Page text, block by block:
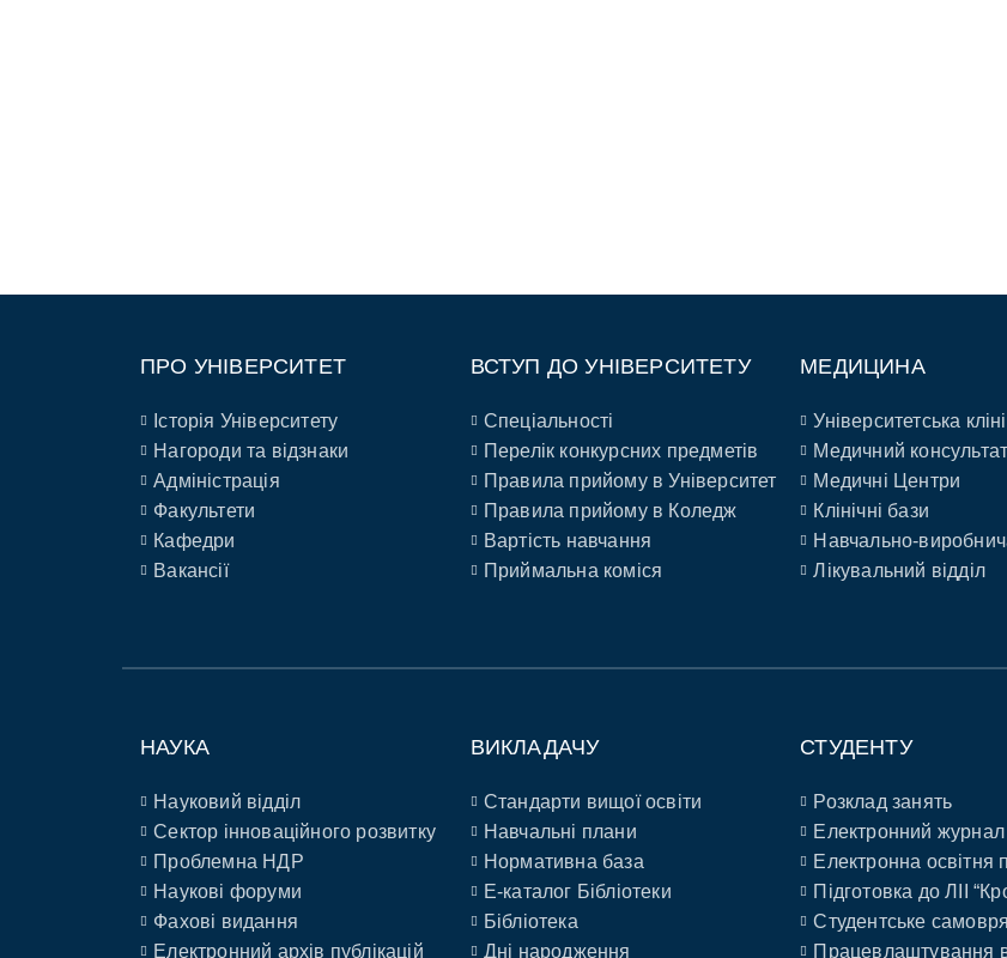
ПРО УНІВЕРСИТЕТ
Історія Університету
Нагороди та відзнаки
Адміністрація
Факультети
Кафедри
Вакансії
ВСТУП ДО УНІВЕРСИТЕТУ
Спеціальності
Перелік конкурсних предметів
Правила прийому в Університет
Правила прийому в Коледж
Вартість навчання
Приймальна коміся
МЕДИЦИНА
Університетська
Медичний
Медичні Центри
Клінічні бази
Навчально-
Лікувальний відділ
НАУКА
Науковий відділ
Сектор інноваційного розвитку
Проблемна НДР
Наукові форуми
Фахові видання
Електронний архів публікацій
ВИКЛАДАЧУ
Стандарти вищої освіти
Навчальні плани
Нормативна база
E-каталог Бібліотеки
Бібліотека
Дні народження
СТУДЕНТУ
Розклад занять
Електронний журнал
Електронна освітня
Підготовка до ЛІІ
Студентське
Працевлаштування